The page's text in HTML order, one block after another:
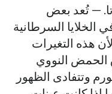
— تُعد بعض
الخلايا السرطانية
هذه التغيرات
الحمض النووي
وتتفادى الظهور